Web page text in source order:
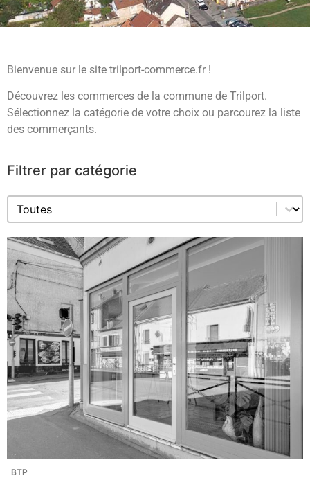
Bienvenue sur le site trilport-commerce.fr !
Découvrez les commerces de la commune de Trilport.
Sélectionnez la catégorie de votre choix ou parcourez la liste
des commerçants.
Filtrer par catégorie
Filtrer par catégorie
Filtrer par catégorie
BTP